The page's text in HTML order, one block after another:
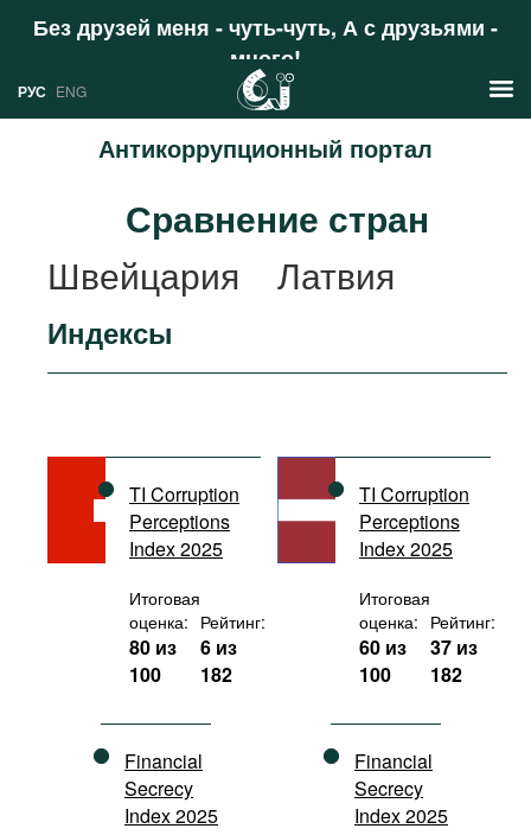
Без друзей меня - чуть-чуть, А с друзьями -
много!
Поддержать
РУС ENG
Антикоррупционный портал
Аналитика
Профили
Стран
Ресурсы
Документы международных
организаций
Фильмы
Подкасты
Книжная полка
Сравнение стран
Швейцария
Латвия
Индексы
TI Corruption
Perceptions
Index 2025
Итоговая
оценка:
80 из
100
Рейтинг:
6 из
182
Financial
Secrecy
Index 2025
TI Corruption
Perceptions
Index 2025
Итоговая
оценка:
60 из
100
Рейтинг:
37 из
182
Financial
Secrecy
Index 2025